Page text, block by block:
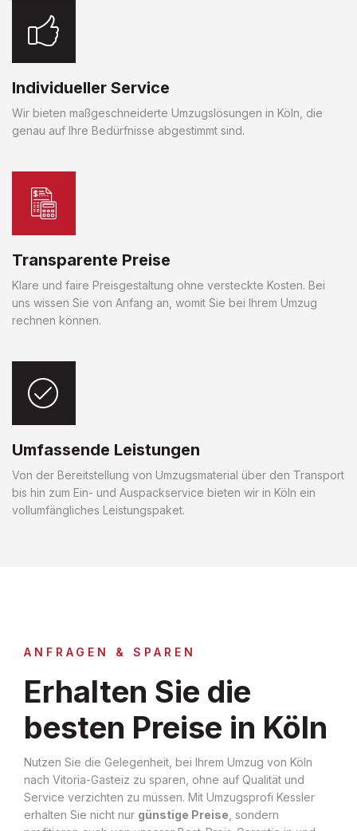
Individueller Service
Wir bieten maßgeschneiderte Umzugslösungen in Köln, die
genau auf Ihre Bedürfnisse abgestimmt sind.
Transparente Preise
Klare und faire Preisgestaltung ohne versteckte Kosten. Bei
uns wissen Sie von Anfang an, womit Sie bei Ihrem Umzug
rechnen können.
Umfassende Leistungen
Von der Bereitstellung von Umzugsmaterial über den Transport
bis hin zum Ein- und Auspackservice bieten wir in Köln ein
vollumfängliches Leistungspaket.
ANFRAGEN & SPAREN
Erhalten Sie die
besten Preise in Köln
Nutzen Sie die Gelegenheit, bei Ihrem Umzug von Köln
nach Vitoria-Gasteiz zu sparen, ohne auf Qualität und
Service verzichten zu müssen. Mit Umzugsprofi Kessler
erhalten Sie nicht nur günstige Preise , sondern